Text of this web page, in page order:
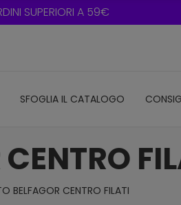
SUPERIORI A 59€
SFOGLIA IL CATALOGO
BELFAGOR CENTRO FILATI